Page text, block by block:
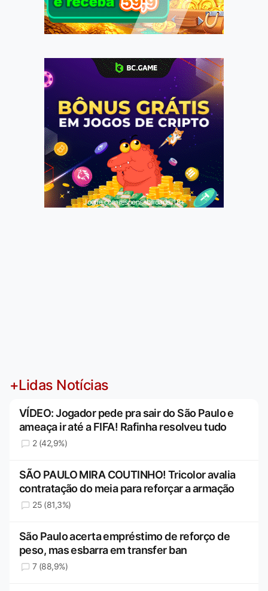
Jogue com responsabilidade. 18+
+Lidas Notícias
VÍDEO: Jogador pede pra sair do São Paulo e
ameaça ir até a FIFA! Rafinha resolveu tudo
2 (42,9%)
SÃO PAULO MIRA COUTINHO! Tricolor avalia
contratação do meia para reforçar a armação
25 (81,3%)
São Paulo acerta empréstimo de reforço de
peso, mas esbarra em transfer ban
7 (88,9%)